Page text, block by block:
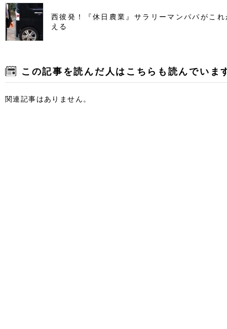
西彼発！『休日農業』サラリーマンパパがこ
える
この記事を読んだ人はこちらも読んでいま
関連記事はありません。